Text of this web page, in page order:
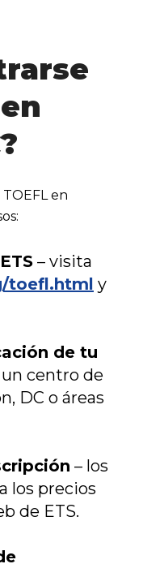
en
– visita
toefl.html y
de tu
centro de
DC o áreas
– los
los precios
de ETS.